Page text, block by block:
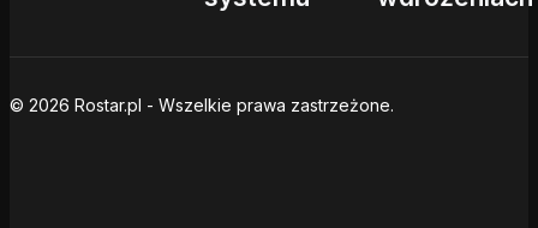
© 2026 Rostar.pl - Wszelkie prawa zastrzeżone.